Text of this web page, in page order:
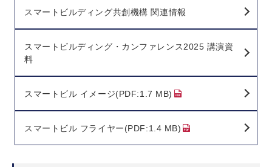
スマートビルディング共創機構 関連情報
スマートビルディング・カンファレンス2025 講演資
料
スマートビル イメージ(PDF:1.7 MB)
スマートビル フライヤー(PDF:1.4 MB)